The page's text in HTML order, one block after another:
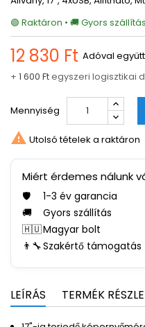
🟢 Raktáron • 🚚 Gyors szállítás
12 830 Ft Adóval együtt
+ 1 600 Ftegyszeri logisztikai
Mennyiség
 Utolsó tételek a raktáron
Miért érdemes nálunk
🛡️
1-3 év garancia
🚚
Gyors szállítás
🇭🇺Magyar bolt
👨‍🔧Szakértő támogatás
LEÍRÁS TERMÉK